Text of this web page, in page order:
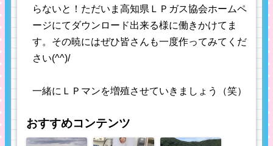
らないと！ただいま高知県ＬＰガス協会ホームペ
ージにてダウンロード出来る様に働きかけてま
す。その暁にはぜひ皆さんも一度作ってみてくだ
さい(^^)/
一緒にＬＰマンを増殖させていきましょう（笑）
おすすめコンテンツ